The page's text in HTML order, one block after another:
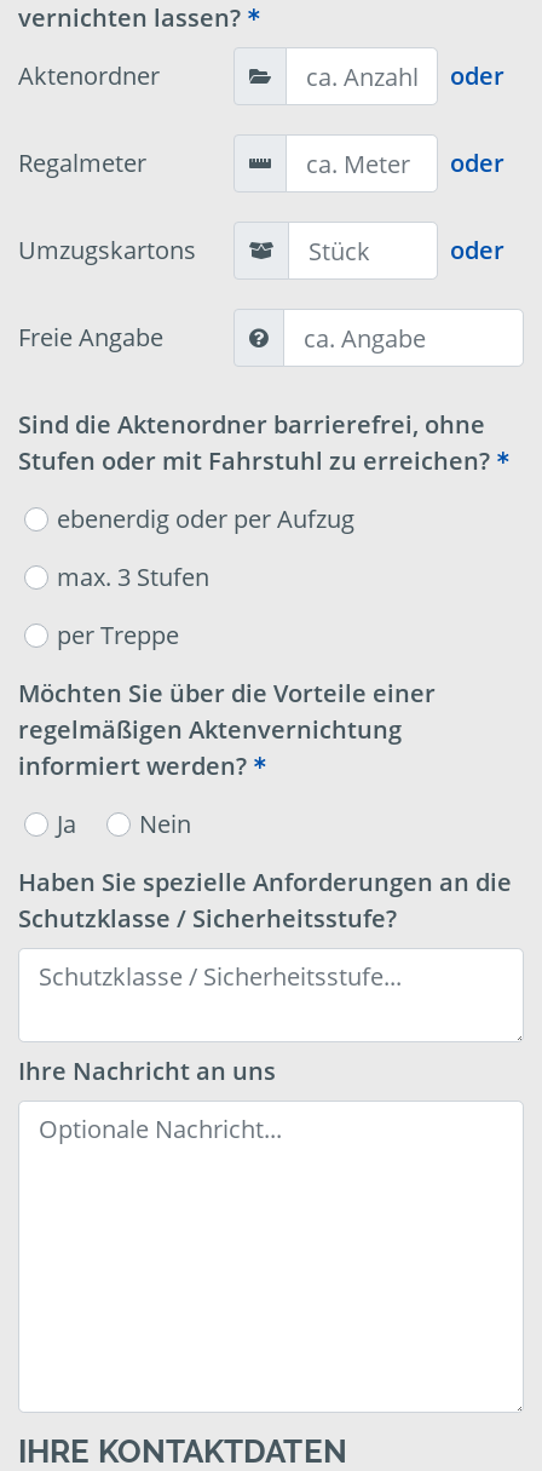
vernichten lassen?
Aktenordner
oder
Regalmeter oder
Umzugskartons oder
Freie Angabe
Sind die Aktenordner barrierefrei, ohne
Stufen oder mit Fahrstuhl zu erreichen?
ebenerdig oder per Aufzug
max. 3 Stufen
per Treppe
Möchten Sie über die Vorteile einer
regelmäßigen Aktenvernichtung
informiert werden?
Ja
Nein
Haben Sie spezielle Anforderungen an die
Schutzklasse / Sicherheitsstufe?
Ihre Nachricht an uns
IHRE KONTAKTDATEN